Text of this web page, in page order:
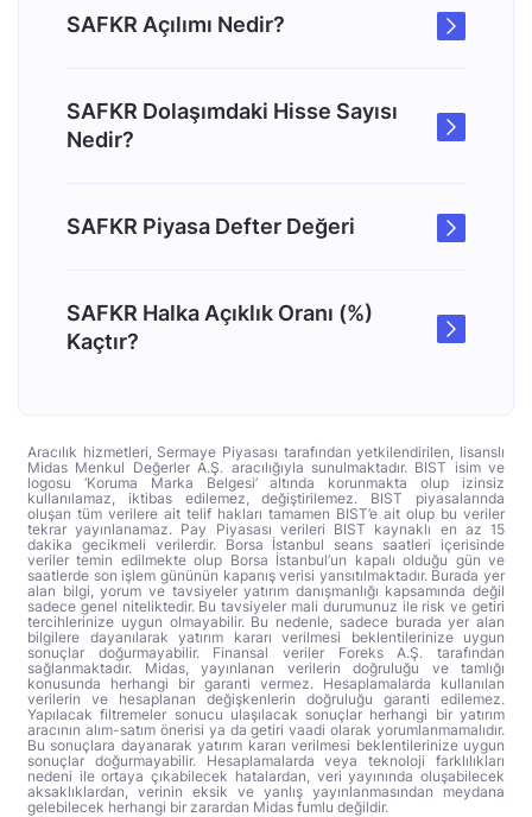
SAFKR Açılımı Nedir?
SAFKR Dolaşımdaki Hisse Sayısı
Nedir?
SAFKR Piyasa Defter Değeri
SAFKR Halka Açıklık Oranı (%)
Kaçtır?
Aracılık hizmetleri, Sermaye Piyasası tarafından yetkilendirilen, lisanslı
Midas Menkul Değerler A.Ş. aracılığıyla sunulmaktadır. BIST isim ve
logosu ‘Koruma Marka Belgesi’ altında korunmakta olup izinsiz
kullanılamaz, iktibas edilemez, değiştirilemez. BIST piyasalarında
oluşan tüm verilere ait telif hakları tamamen BIST’e ait olup bu veriler
tekrar yayınlanamaz. Pay Piyasası verileri BIST kaynaklı en az 15
dakika gecikmeli verilerdir. Borsa İstanbul seans saatleri içerisinde
veriler temin edilmekte olup Borsa İstanbul’un kapalı olduğu gün ve
saatlerde son işlem gününün kapanış verisi yansıtılmaktadır. Burada yer
alan bilgi, yorum ve tavsiyeler yatırım danışmanlığı kapsamında değil
sadece genel niteliktedir. Bu tavsiyeler mali durumunuz ile risk ve getiri
tercihlerinize uygun olmayabilir. Bu nedenle, sadece burada yer alan
bilgilere dayanılarak yatırım kararı verilmesi beklentilerinize uygun
sonuçlar doğurmayabilir. Finansal veriler Foreks A.Ş. tarafından
sağlanmaktadır. Midas, yayınlanan verilerin doğruluğu ve tamlığı
konusunda herhangi bir garanti vermez. Hesaplamalarda kullanılan
verilerin ve hesaplanan değişkenlerin doğruluğu garanti edilemez.
Yapılacak filtremeler sonucu ulaşılacak sonuçlar herhangi bir yatırım
aracının alım-satım önerisi ya da getiri vaadi olarak yorumlanmamalıdır.
Bu sonuçlara dayanarak yatırım kararı verilmesi beklentilerinize uygun
sonuçlar doğurmayabilir. Hesaplamalarda veya teknoloji farklılıkları
nedeni ile ortaya çıkabilecek hatalardan, veri yayınında oluşabilecek
aksaklıklardan, verinin eksik ve yanlış yayınlanmasından meydana
gelebilecek herhangi bir zarardan Midas fumlu değildir.